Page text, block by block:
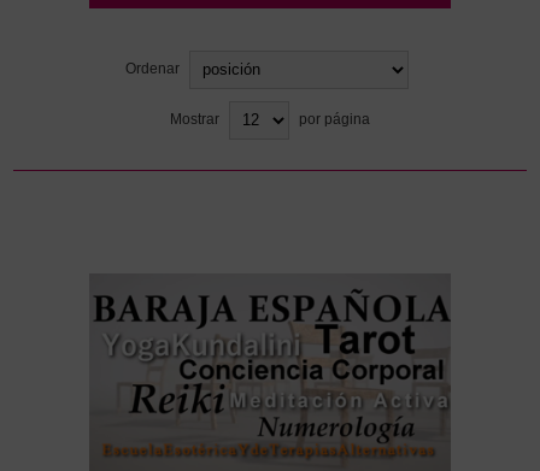
Ordenar
Mostrar por página